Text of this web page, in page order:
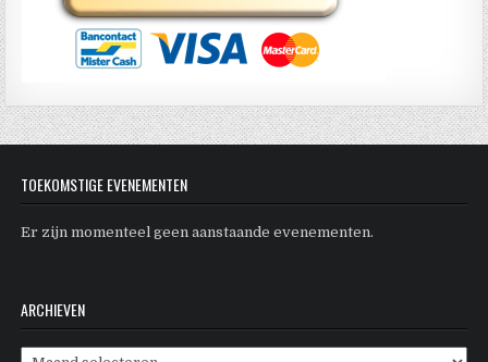
TOEKOMSTIGE EVENEMENTEN
Er zijn momenteel geen aanstaande evenementen.
ARCHIEVEN
Archieven